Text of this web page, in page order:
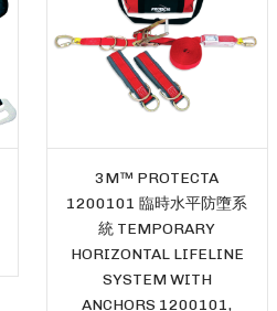
3M™ PROTECTA
1200101 臨時水平防墮系
統 TEMPORARY
HORIZONTAL LIFELINE
SYSTEM WITH
ANCHORS 1200101,